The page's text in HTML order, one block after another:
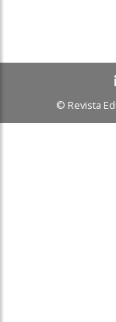
© Revista